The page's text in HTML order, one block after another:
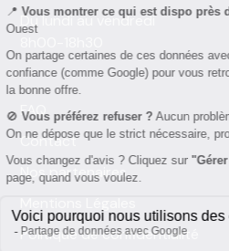
Du lundi au vendredi
FAQ
Contact
Nos partenaires
Mentions Légales
Politique de confidentialité